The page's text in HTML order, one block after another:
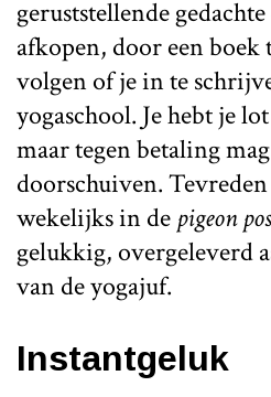
geruststellende
afkopen, door een boek
volgen of je in te
yogaschool. Je hebt je
maar tegen betaling
doorschuiven.
wekelijks in de pigeon
gelukkig, overgeleverd
van de yogajuf.
Instantgeluk